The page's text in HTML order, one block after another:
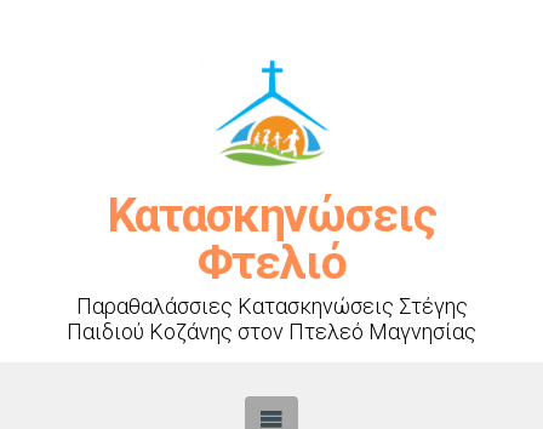
Κατασκηνώσεις
Φτελιό
Παραθαλάσσιες Κατασκηνώσεις Στέγης
Παιδιού Κοζάνης στον Πτελεό Μαγνησίας